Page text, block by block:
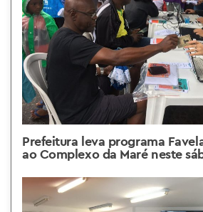
Prefeitura leva programa
ao Complexo da Maré neste